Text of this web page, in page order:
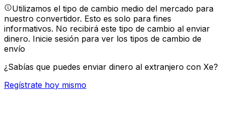
Utilizamos el tipo de cambio medio del mercado para
nuestro convertidor. Esto es solo para fines
informativos. No recibirá este tipo de cambio al enviar
dinero. Inicie sesión para ver los tipos de cambio de
envío
¿Sabías que puedes enviar dinero al extranjero con Xe?
Regístrate hoy mismo